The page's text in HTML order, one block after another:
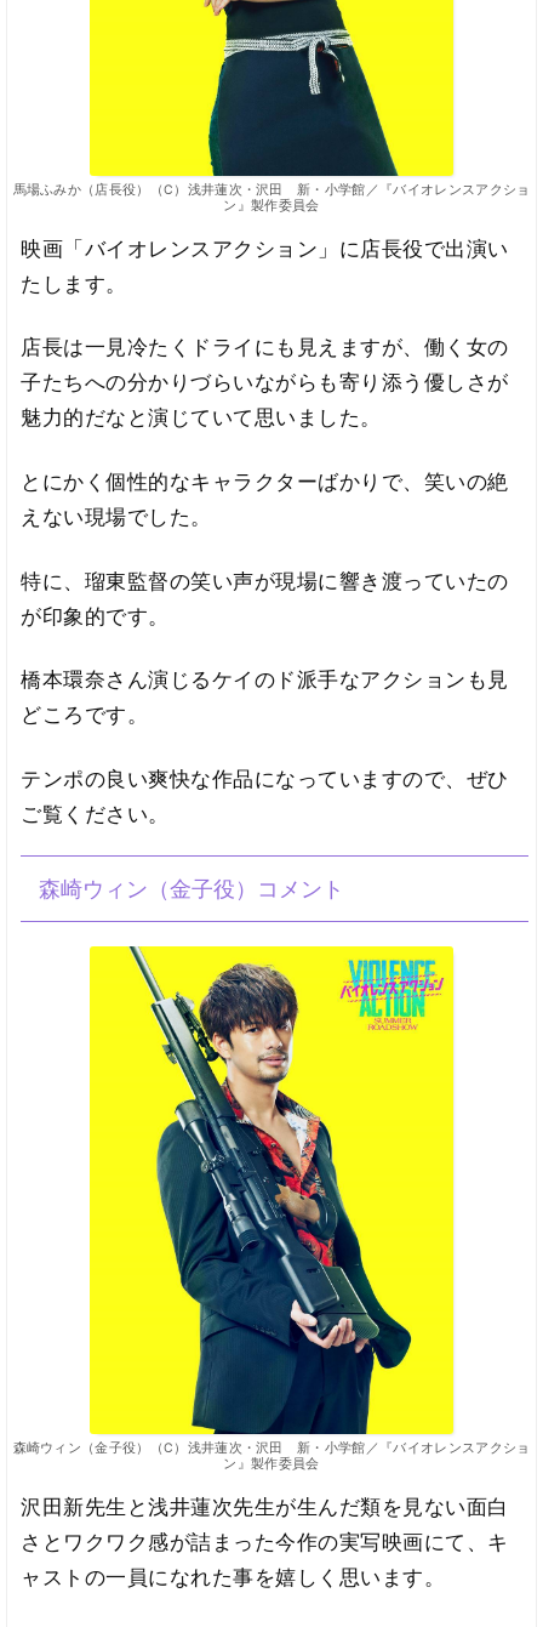
馬場ふみか（店長役）（C）浅井蓮次・沢田 新・小学館／『バイオレンスアクショ
ン』製作委員会
映画「バイオレンスアクション」に店長役で出演い
たします。
店長は一見冷たくドライにも見えますが、働く女の
子たちへの分かりづらいながらも寄り添う優しさが
魅力的だなと演じていて思いました。
とにかく個性的なキャラクターばかりで、笑いの絶
えない現場でした。
特に、瑠東監督の笑い声が現場に響き渡っていたの
が印象的です。
橋本環奈さん演じるケイのド派手なアクションも見
どころです。
テンポの良い爽快な作品になっていますので、ぜひ
ご覧ください。
森崎ウィン（金子役）コメント
森崎ウィン（金子役）（C）浅井蓮次・沢田 新・小学館／『バイオレンスアクショ
ン』製作委員会
沢田新先生と浅井蓮次先生が生んだ類を見ない面白
さとワクワク感が詰まった今作の実写映画にて、キ
ャストの一員になれた事を嬉しく思います。